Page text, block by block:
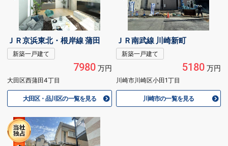
ＪＲ京浜東北・根岸線 蒲田
新築一戸建て
7980万円
大田区西蒲田4丁目
大田区・品川区の一覧を見る
ＪＲ南武線 川崎新町
新築一戸建て
5180万円
川崎市川崎区小田1丁目
川崎市の一覧を見る